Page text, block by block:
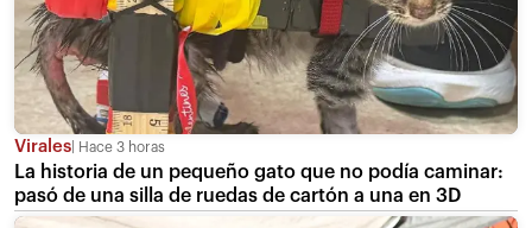
Virales Hace 3 horas
La historia de un pequeño gato que no podía caminar:
pasó de una silla de ruedas de cartón a una en 3D